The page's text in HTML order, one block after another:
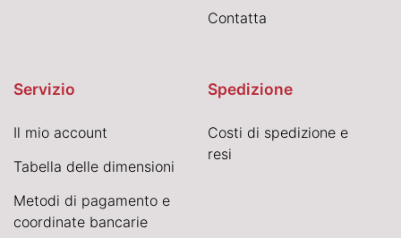
Contatta
Servizio
Il mio account
Tabella delle dimensioni
Metodi di pagamento e
coordinate bancarie
Spedizione
Costi di spedizione e
resi